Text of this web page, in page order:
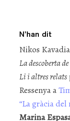
N’han dit
Nikos
La descoberta
Li i altres relats
Ressenya a
“La gràcia del
Marina